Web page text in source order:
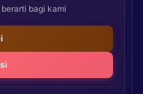
bagi kami